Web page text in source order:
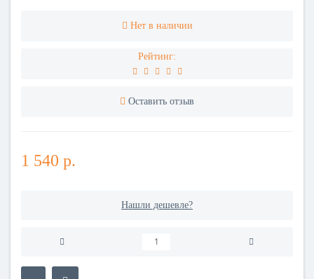
Нет в наличии
Рейтинг:
Оставить отзыв
1 540 р.
Нашли дешевле?